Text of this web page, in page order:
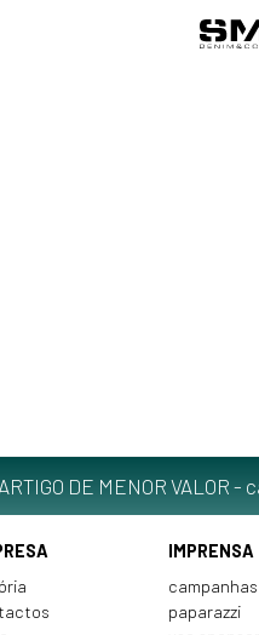
DE MENOR VALOR -
IMPRENSA
campanhas
paparazzi